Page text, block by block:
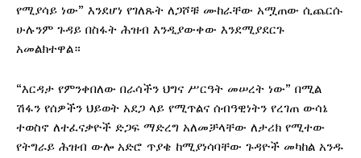
የሚያሳይ ነው” እንደሆነ የገለጹት ለጋሾቹ ሙከራቸው አሟጠው ሲጨርሱ
ሁሉንም ጉዳይ በስፋት ሕዝብ እንዲያውቀው እንደሚያደርጉ
አመልክተዋል።
“እርዳታ የምንቀበለው በራሳችን ህግና ሥርዓት መሠረት ነው” በሚል
ሽፋን የሰዎችን ህይወት አደጋ ላይ የሚጥልና ሰብዓዊነትን የረገጠ ውሳኔ
ተወስኖ ለተፈናቃዮች ድጋፍ ማድረግ አለመቻላቸው ለታሪክ የሚተው
የትግራይ ሕዝብ ውሎ አድሮ ጥያቄ ከሚያነሳባቸው ጉዳዮች መካከል አንዱ